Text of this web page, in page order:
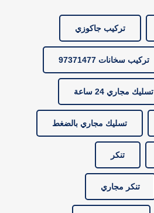
تركيب جاكوزي
تركيب سخانات 97371477
تسليك مجاري 24 ساعة
تسليك مجاري بالضغط
تنكر
تنكر مجاري